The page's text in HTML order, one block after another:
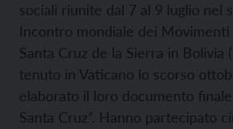
sociali riunite dal 7 al 9 luglio nel
Incontro mondiale dei Movimenti
Santa Cruz de la Sierra in Bolivia
tenuto in Vaticano lo scorso
elaborato il loro documento
Santa Cruz”. Hanno partecipato